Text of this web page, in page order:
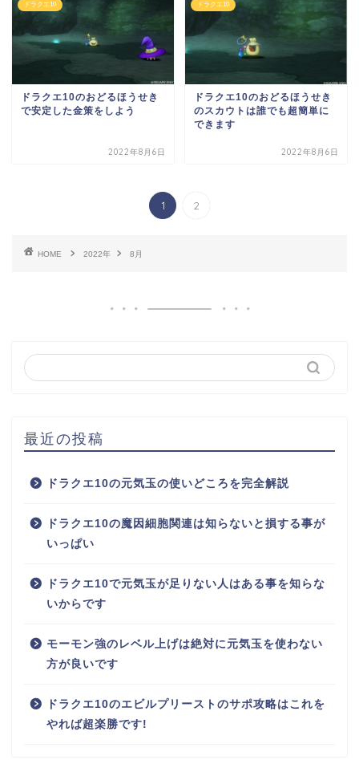
ドラクエ10
ドラクエ10のおどるほうせき
で安定した金策をしよう
2022年8月6日
ドラクエ10
ドラクエ10のおどるほうせき
のスカウトは誰でも超簡単に
できます
2022年8月6日
1 2
HOME 2022年 8月
最近の投稿
ドラクエ10の元気玉の使いどころを完全解説
ドラクエ10の魔因細胞関連は知らないと損する事が
いっぱい
ドラクエ10で元気玉が足りない人はある事を知らな
いからです
モーモン強のレベル上げは絶対に元気玉を使わない
方が良いです
ドラクエ10のエビルプリーストのサポ攻略はこれを
やれば超楽勝です!